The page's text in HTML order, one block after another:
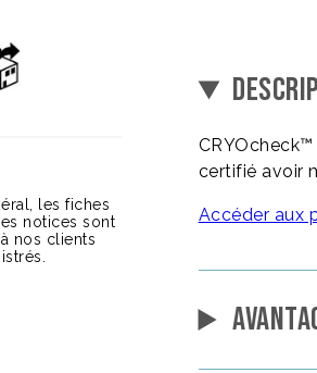
certifié avoir
Accéder aux
les fiches
notices sont
nos clients